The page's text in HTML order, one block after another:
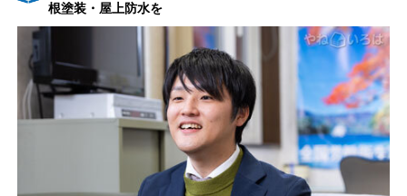
根塗装・屋上防水を